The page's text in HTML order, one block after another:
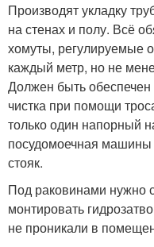
Производят укладку
на стенах и полу. Всё
хомуты, регулируемые
каждый метр, но не
Должен быть
чистка при помощи
только один напорный
посудомоечная
стояк.
Под раковинами нужно
монтировать
не проникали в